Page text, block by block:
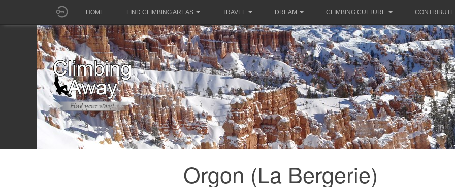
HOME FIND CLIMBING AREAS TRAVEL DREAM CLIMBING CULTURE CONTRIBUTE
Orgon (La Bergerie)